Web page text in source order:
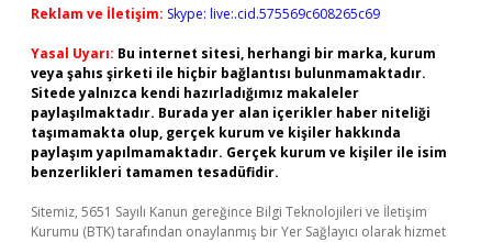
Reklam ve İletişim: Skype: live:.cid.575569c608265c69
Yasal Uyarı: Bu internet sitesi, herhangi bir marka, kurum
veya şahıs şirketi ile hiçbir bağlantısı bulunmamaktadır.
Sitede yalnızca kendi hazırladığımız makaleler
paylaşılmaktadır. Burada yer alan içerikler haber niteliği
taşımamakta olup, gerçek kurum ve kişiler hakkında
paylaşım yapılmamaktadır. Gerçek kurum ve kişiler ile isim
benzerlikleri tamamen tesadüfidir.
Sitemiz, 5651 Sayılı Kanun gereğince Bilgi Teknolojileri ve İletişim
Kurumu (BTK) tarafından onaylanmış bir Yer Sağlayıcı olarak hizmet